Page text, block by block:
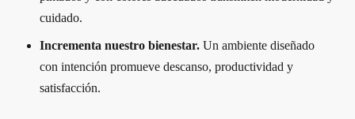
cuidado.
Incrementa nuestro bienestar. Un ambiente diseñado
con intención promueve descanso, productividad y
satisfacción.